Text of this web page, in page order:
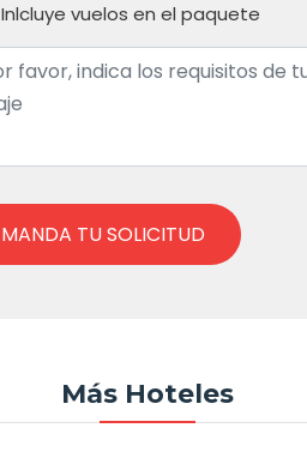
Inlcluye vuelos en el paquete
MANDA TU SOLICITUD
Más Hoteles